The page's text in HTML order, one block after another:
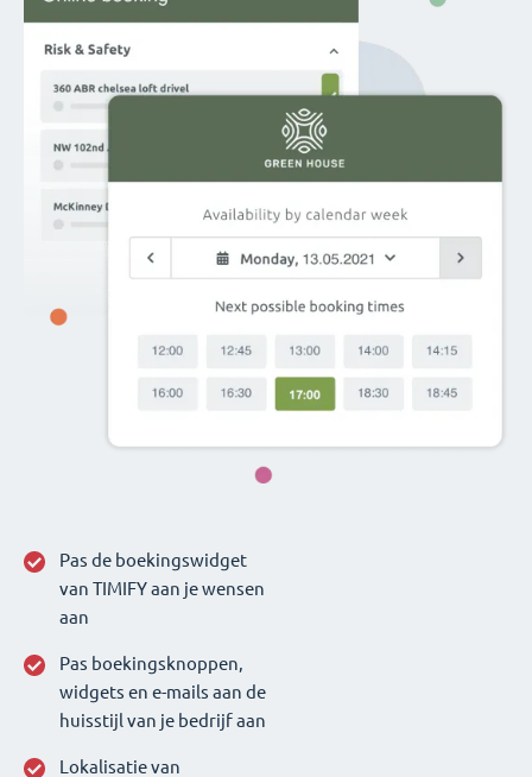
Pas de boekingswidget
van TIMIFY aan je wensen
aan
Pas boekingsknoppen,
widgets en e-mails aan de
huisstijl van je bedrijf aan
Lokalisatie van